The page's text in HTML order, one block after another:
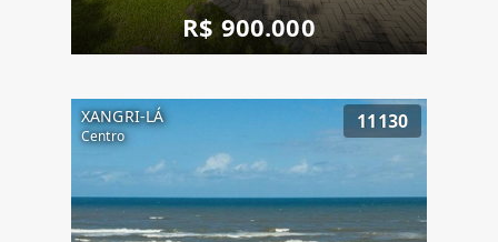
R$ 900.000
XANGRI-LÁ
Centro
11130